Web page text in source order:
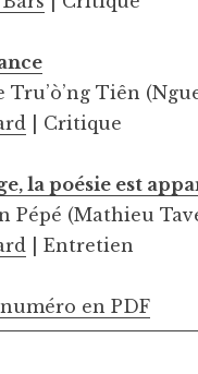
Tru’ò’ng Tiên
| Critique
la poésie est
Pépé (Mathieu
| Entretien
en PDF